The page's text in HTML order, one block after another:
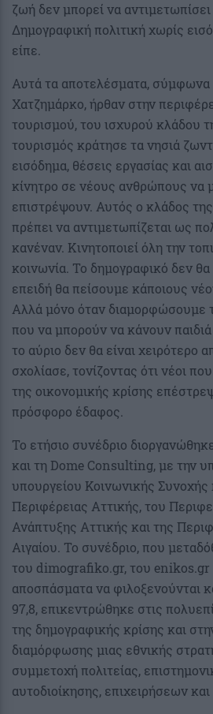
ζωή δεν μπορεί να
Δημογραφική πολιτική χωρίς
είπε.
Αυτά τα αποτελέσματα, σύμφωνα
Χατζημάρκο, ήρθαν στην
τουρισμού, του ισχυρού κλάδου
τουρισμός κράτησε τα νησιά
εισόδημα, θέσεις εργασίας και
κίνητρο σε νέους ανθρώπους να
επιστρέψουν. Αυτός ο κλάδος
πρέπει να αντιμετωπίζεται ως
κανέναν. Κινητοποιεί όλη την
κοινωνία. Το δημογραφικό δεν
επειδή θα πείσουμε κάποιους
Αλλά μόνο όταν διαμορφώσουμε
που να μπορούν να κάνουν
το αύριο δεν θα είναι χειρότερο
σχολίασε, τονίζοντας ότι νέοι
της οικονομικής κρίσης
πρόσφορο έδαφος.
Το ετήσιο συνέδριο
και τη Dome Consulting, με την
υπουργείου Κοινωνικής Συνοχής
Περιφέρειας Αττικής, του
Ανάπτυξης Αττικής και της
Αιγαίου. Το συνέδριο, που
του dimografiko.gr, του enikos.gr
αποσπάσματα να φιλοξενούνται
97,8, επικεντρώθηκε στις
της δημογραφικής κρίσης και
διαμόρφωσης μιας εθνικής
συμμετοχή πολιτείας,
αυτοδιοίκησης, επιχειρήσεων